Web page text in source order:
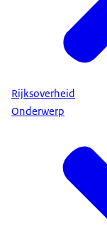
Rijksoverheid
Onderwerp